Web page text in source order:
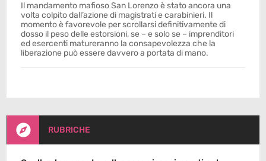
Il mandamento mafioso San Lorenzo è stato ancora una
volta colpito dall’azione di magistrati e carabinieri. Il
momento è favorevole per scrollarsi definitivamente di
dosso il peso delle estorsioni, se – e solo se – imprenditori
ed esercenti matureranno la consapevolezza che la
liberazione può essere davvero a portata di mano.
 RUBRICHE